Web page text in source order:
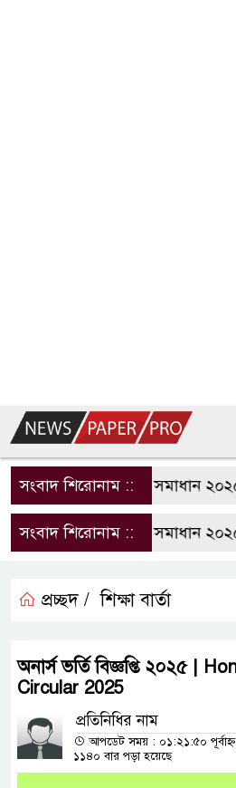
সংবাদ শিরোনাম ::
পরীক্ষার প্রশ্ন সমাধান
সংবাদ শিরোনাম ::
পরীক্ষার প্রশ্ন সমাধান
প্রচ্ছদ / শিক্ষা বার্তা
অনার্স ভর্তি বিজ্ঞপ্তি ২০২৫ |
Circular 2025
প্রতিনিধির নাম
আপডেট সময় : ০১:২১:৫০
১১৪০ বার পড়া হয়েছে